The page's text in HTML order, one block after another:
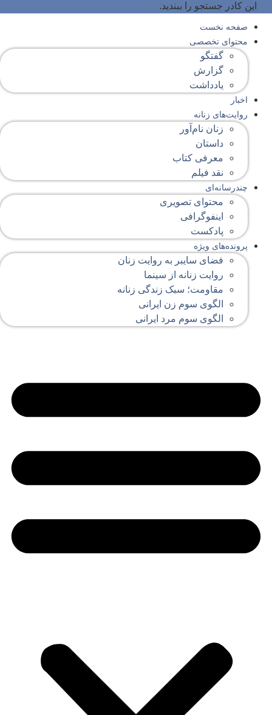
این کادر جستجو را ببندید.
صفحه‌ نخست
محتوای‌ تخصصی
گفتگو
گزارش
یادداشت
اخبار
روایت‌های زنانه
زنان نام‌آور
داستان
معرفی کتاب
نقد فیلم
چندرسانه‌ای
محتوای تصویری
اینفوگرافی
پادکست
پرونده‌های ویژه
فضای سایبر به روایت زنان
روایت زنانه از سینما
مقاومت؛ سبک زندگی زنانه
الگوی سوم زن ایرانی
الگوی سوم مرد ایرانی